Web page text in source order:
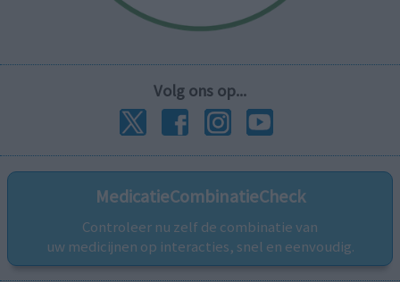
Volg ons op...
MedicatieCombinatieCheck
Controleer nu zelf de combinatie van
uw medicijnen op interacties, snel en eenvoudig.